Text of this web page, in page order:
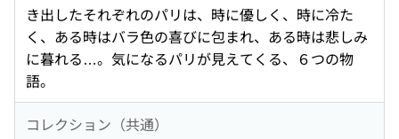
き出したそれぞれのパリは、時に優しく、時に冷た
く、ある時はバラ色の喜びに包まれ、ある時は悲しみ
に暮れる…。気になるパリが見えてくる、６つの物
語。
コレクション（共通）